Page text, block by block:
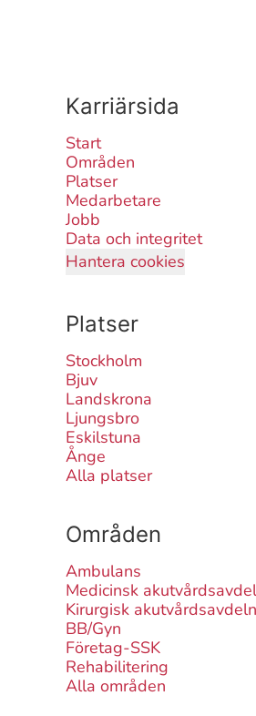
Karriärsida
Start
Områden
Platser
Medarbetare
Jobb
Data och integritet
Hantera cookies
Platser
Stockholm
Bjuv
Landskrona
Ljungsbro
Eskilstuna
Ånge
Alla platser
Områden
Ambulans
Medicinsk
Kirurgisk
BB/Gyn
Företag-SSK
Rehabilitering
Alla områden